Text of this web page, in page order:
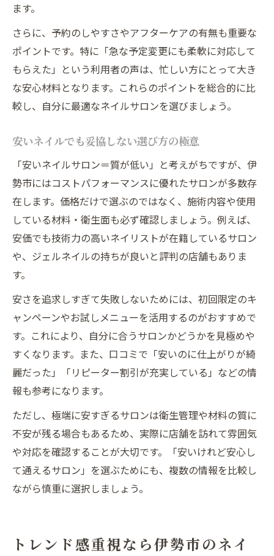
ます。
さらに、予約のしやすさやアフターケアの有無も重要な
ポイントです。特に「急な予定変更にも柔軟に対応して
もらえた」という利用者の声は、忙しい方にとって大き
な安心材料となります。これらのポイントを総合的に比
較し、自分に最適なネイルサロンを選びましょう。
安いネイルでも妥協しない選び方の極意
「安いネイルサロン＝質が低い」と考えがちですが、伊
勢市にはコストパフォーマンスに優れたサロンが多数存
在します。価格だけで選ぶのではなく、施術内容や使用
している材料・衛生面も必ず確認しましょう。例えば、
安価でも技術力の高いネイリストが在籍しているサロン
や、ジェルネイルの持ちが良いと評判の店舗もありま
す。
安さを追求しすぎて失敗しないためには、初回限定のキ
ャンペーンやお試しメニューを活用するのがおすすめで
す。これにより、自分に合うサロンかどうかを見極めや
すくなります。また、口コミで「安いのに仕上がりが綺
麗だった」「リピーター割引が充実している」などの情
報も参考になります。
ただし、極端に安すぎるサロンは衛生管理や材料の質に
不安が残る場合もあるため、実際に店舗を訪れて雰囲気
や対応を確認することが大切です。「安いけれど安心し
て通えるサロン」を選ぶためにも、複数の情報を比較し
ながら慎重に選択しましょう。
トレンド感重視なら伊勢市のネイ